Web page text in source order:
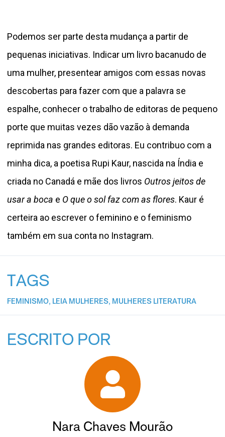
Podemos ser parte desta mudança a partir de
pequenas iniciativas. Indicar um livro bacanudo de
uma mulher, presentear amigos com essas novas
descobertas para fazer com que a palavra se
espalhe, conhecer o trabalho de editoras de pequeno
porte que muitas vezes dão vazão à demanda
reprimida nas grandes editoras. Eu contribuo com a
minha dica, a poetisa Rupi Kaur, nascida na Índia e
criada no Canadá e mãe dos livros Outros jeitos de
usar a boca e O que o sol faz com as flores. Kaur é
certeira ao escrever o feminino e o feminismo
também em sua conta no Instagram.
TAGS
FEMINISMO, LEIA MULHERES, MULHERES LITERATURA
ESCRITO POR
Nara Chaves Mourão